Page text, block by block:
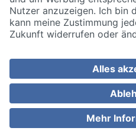
Disclaimer/Datenschutz
Allgemeine
Cookie Einstellungen